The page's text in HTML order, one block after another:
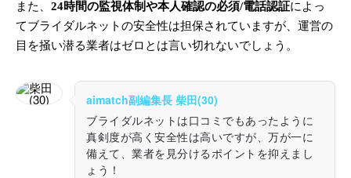
また、 24時間の監視体制や本人確認の必須/電話認証によっ
てブライダルネットの安全性は担保されていますが、運営の
目を掻い潜る業者はゼロとは言い切れないでしょう。
aimatch副編集長 柴田(30)
ブライダルネットは口コミでもあったように
真剣度が高く安全性は高いですが、万が一に
備えて、業者を見分けるポイントを抑えまし
ょう！